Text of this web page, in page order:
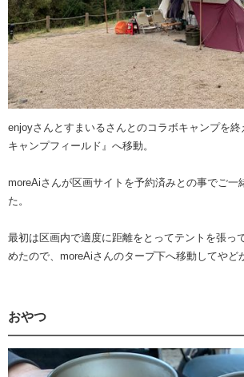
enjoyさんとすまいるさんとのコラボキャンプを
キャンプフィールド』へ移動。
moreAiさんが区画サイトを予約済みとの事でご一
た。
最初は区画内で適度に距離をとってテントを張っ
めたので、moreAiさんのタープ下へ移動してやど
おやつ